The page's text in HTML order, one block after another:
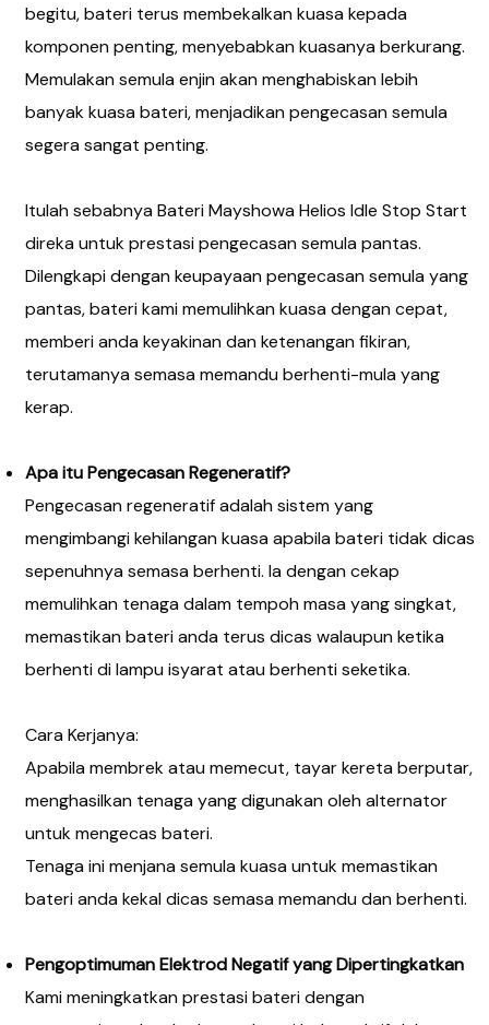
begitu, bateri terus membekalkan kuasa kepada
komponen penting, menyebabkan kuasanya berkurang.
Memulakan semula enjin akan menghabiskan lebih
banyak kuasa bateri, menjadikan pengecasan semula
segera sangat penting.
Itulah sebabnya Bateri Mayshowa Helios Idle Stop Start
direka untuk prestasi pengecasan semula pantas.
Dilengkapi dengan keupayaan pengecasan semula yang
pantas, bateri kami memulihkan kuasa dengan cepat,
memberi anda keyakinan dan ketenangan fikiran,
terutamanya semasa memandu berhenti-mula yang
kerap.
Apa itu Pengecasan Regeneratif?
Pengecasan regeneratif adalah sistem yang
mengimbangi kehilangan kuasa apabila bateri tidak dicas
sepenuhnya semasa berhenti. Ia dengan cekap
memulihkan tenaga dalam tempoh masa yang singkat,
memastikan bateri anda terus dicas walaupun ketika
berhenti di lampu isyarat atau berhenti seketika.
Cara Kerjanya:
Apabila membrek atau memecut, tayar kereta berputar,
menghasilkan tenaga yang digunakan oleh alternator
untuk mengecas bateri.
Tenaga ini menjana semula kuasa untuk memastikan
bateri anda kekal dicas semasa memandu dan berhenti.
Pengoptimuman Elektrod Negatif yang Dipertingkatkan
Kami meningkatkan prestasi bateri dengan